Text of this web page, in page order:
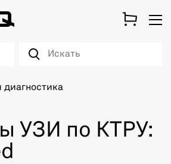
диагностика
УЗИ по КТРУ: